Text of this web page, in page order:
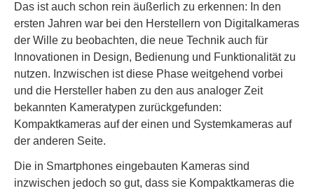
Das ist auch schon rein äußerlich zu erkennen: In den
ersten Jahren war bei den Herstellern von Digitalkameras
der Wille zu beobachten, die neue Technik auch für
Innovationen in Design, Bedienung und Funktionalität zu
nutzen. Inzwischen ist diese Phase weitgehend vorbei
und die Hersteller haben zu den aus analoger Zeit
bekannten Kameratypen zurückgefunden:
Kompaktkameras auf der einen und Systemkameras auf
der anderen Seite.
Die in Smartphones eingebauten Kameras sind
inzwischen jedoch so gut, dass sie Kompaktkameras die